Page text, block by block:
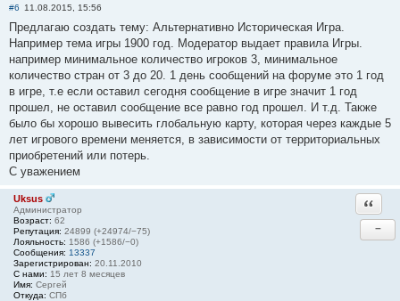
#6 11.08.2015, 15:56
Предлагаю создать тему: Альтернативно Историческая Игра.
Например тема игры 1900 год. Модератор выдает правила Игры.
например минимальное количество игроков 3, минимальное
количество стран от 3 до 20. 1 день сообщений на форуме это 1 год
в игре, т.е если оставил сегодня сообщение в игре значит 1 год
прошел, не оставил сообщение все равно год прошел. И т.д. Также
было бы хорошо вывесить глобальную карту, которая через каждые 5
лет игрового времени меняется, в зависимости от территориальных
приобретений или потерь.
С уважением
Uksus
Администратор
Возраст: 62
Репутация: 24899 (+24974/−75)
Лояльность: 1586 (+1586/−0)
Сообщения: 13337
Зарегистрирован: 20.11.2010
С нами: 15 лет 8 месяцев
Имя: Сергей
Откуда: СПб
−